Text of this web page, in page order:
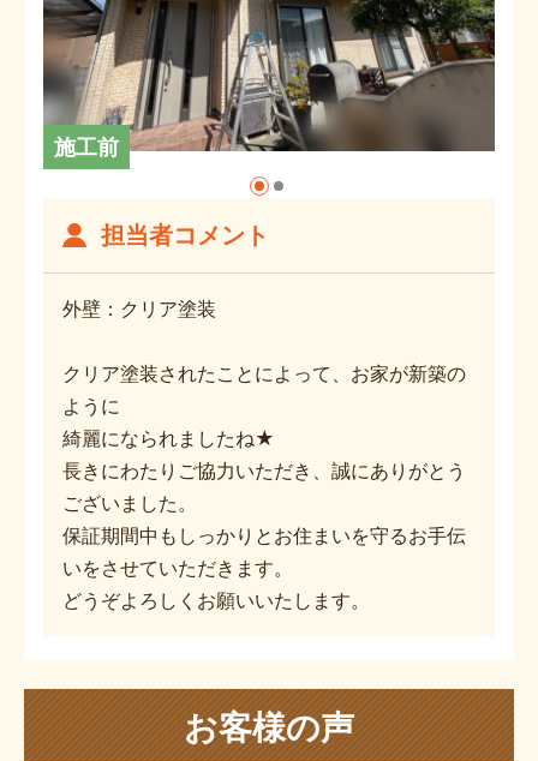
施工前
担当者コメント
外壁：クリア塗装
クリア塗装されたことによって、お家が新築の
ように
綺麗になられましたね★
長きにわたりご協力いただき、誠にありがとう
ございました。
保証期間中もしっかりとお住まいを守るお手伝
いをさせていただきます。
どうぞよろしくお願いいたします。
お客様の声